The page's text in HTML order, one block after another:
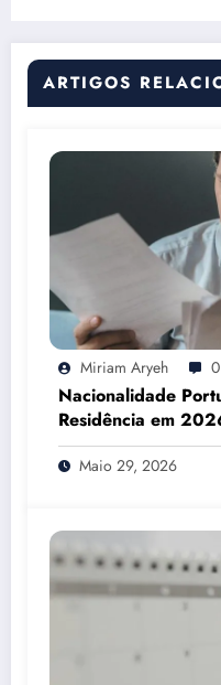
ARTIGOS
Miriam Aryeh 0
Nacionalidade
Residência em
Mesmo
Maio 29, 2026